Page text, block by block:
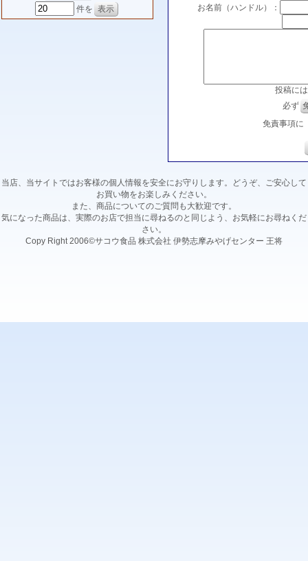
件を
お名前（ハンドル）：
投稿に
必ず
免責事項に
当店、当サイトではお客様の個人情報を安全にお守りします。どうぞ、ご安心して
お買い物をお楽しみください。
また、商品についてのご質問も大歓迎です。
気になった商品は、実際のお店で担当に尋ねるのと同じよう、お気軽にお尋ねくだ
さい。
Copy Right 2006©サコウ食品 株式会社 伊勢志摩みやげセンター 王将